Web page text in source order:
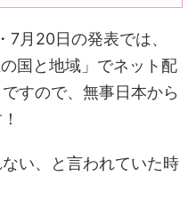
7月20日の発表では、
国と地域」でネット配
すので、無事日本から
い、と言われていた時